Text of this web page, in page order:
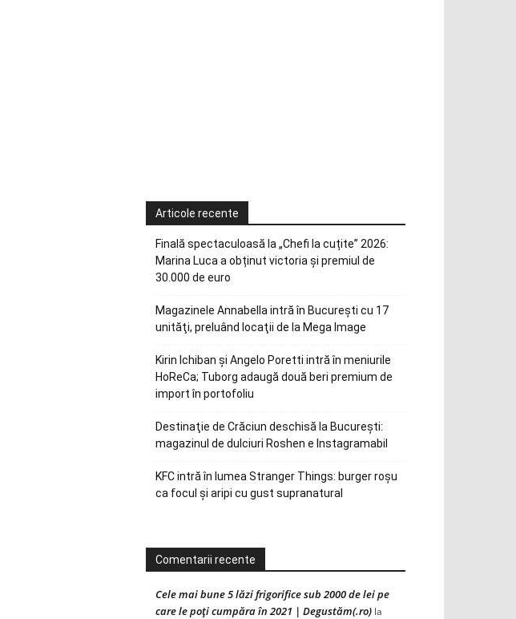
Articole recente
Finală spectaculoasă la „Chefi la cuțite” 2026:
Marina Luca a obținut victoria și premiul de
30.000 de euro
Magazinele Annabella intră în Bucureşti cu 17
unităţi, preluând locaţii de la Mega Image
Kirin Ichiban și Angelo Poretti intră în meniurile
HoReCa; Tuborg adaugă două beri premium de
import în portofoliu
Destinaţie de Crăciun deschisă la Bucureşti:
magazinul de dulciuri Roshen e Instagramabil
KFC intră în lumea Stranger Things: burger roșu
ca focul și aripi cu gust supranatural
Comentarii recente
Cele mai bune 5 lăzi frigorifice sub 2000 de lei pe
care le poți cumpăra în 2021 | Degustăm(.ro) la